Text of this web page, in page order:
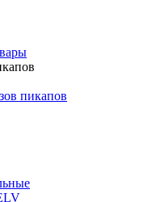
пикапов